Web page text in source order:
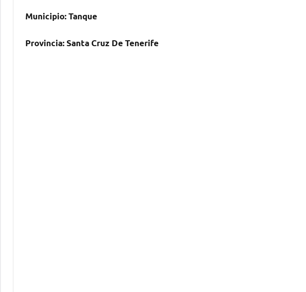
Municipio:Tanque
Provincia:Santa Cruz De Tenerife